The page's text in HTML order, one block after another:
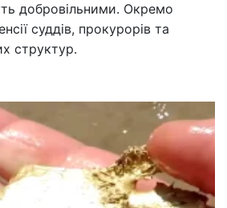
добровільними. Окремо
суддів, прокурорів та
структур.